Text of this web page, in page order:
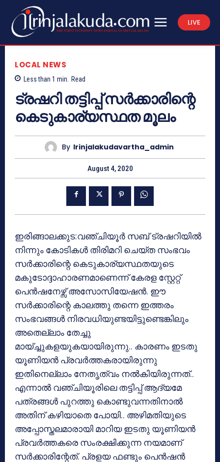
LIVE
LOCAL NEWS
Less than 1 min. Read
ട്രഷറി തട്ടിപ്പ് സർക്കാരിന്റെ
കെടുകാര്യസ്ഥത മൂലം
By Irinjalakudavartha_admin
August 4, 2020
ഇരിങ്ങാലക്കുട:വഞ്ചിയൂർ സബ് ട്രഷറിയിൽ
നിന്നും കോടികൾ തിരിമറി ചെയ്ത സംഭവം
സർക്കാരിന്റെ കെടുകാര്യസ്ഥതയുടെ
മകുടോദ്ദാഹാരണമാണെന്ന് കേരള സ്റ്റേറ്റ്
പെൻഷനേഴ്സ് അസോസിയേഷൻ. ഈ
സർക്കാരിന്റെ കാലത്തു തന്നെ ഇത്തരം
സംഭവങ്ങൾ നിരവധിയുണ്ടയിട്ടുണ്ടെങ്കിലും
അതെല്ലാം തേച്ചു
മായ്ച്ചുകളയുകയായിരുന്നു.. കാരണം ഇടതു
യൂണിയൻ പ്രവർത്തകരായിരുന്നു
ഇതിനെല്ലാം നേതൃത്വം നൽകിയിരുന്നത്..
എന്നാൽ വഞ്ചിയൂരിലെ തട്ടിപ്പ് ആദ്യമേ
പത്രങ്ങൾ പുറത്തു കൊണ്ടുവന്നതിനാൽ
അതിന് കഴിയാതെ പോയി.. അഴിമതിയുടെ
അപ്പോസ്തലമാരായി മാറിയ ഇടതു യൂണിയൻ
പ്രവർത്തകരെ സംരക്ഷിക്കുന്ന നയമാണ്
സർക്കാരിന്റേത്. പ്രളയ ഫണ്ടും പെൻഷൻ